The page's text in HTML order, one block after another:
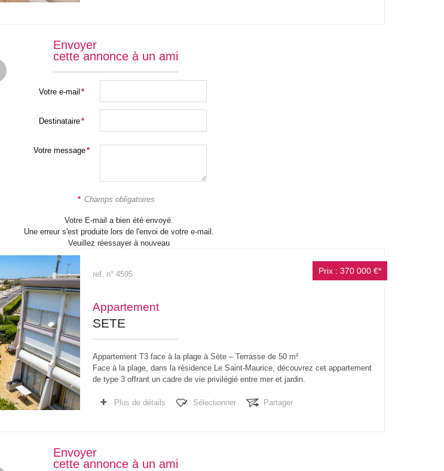
Envoyer
cette annonce à un ami
Votre e-mail *
Destinataire*
Votre message*
* Champs obligatoires
Votre E-mail a bien été envoyé.
Une erreur s'est produite lors de l'envoi de votre e-mail.
Veuillez réessayer à nouveau
Prix : 370 000 €*
ref. n° 4595
Appartement
SETE
Appartement T3 face à la plage à Sète – Terrasse de 50 m²
Face à la plage, dans la résidence Le Saint-Maurice, découvrez cet appartement
de type 3 offrant un cadre de vie privilégié entre mer et jardin.
Situé en rez-de-chaussée avec ascenseur, il développe 73...
Plus de détails Sélectionner Partager
Envoyer
cette annonce à un ami